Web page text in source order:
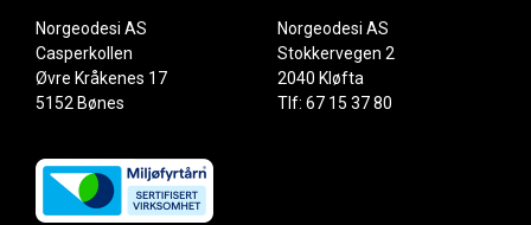
Norgeodesi AS
Casperkollen
Øvre Kråkenes 17
5152 Bønes
Norgeodesi AS
Stokkervegen 2
2040 Kløfta
Tlf: 67 15 37 80